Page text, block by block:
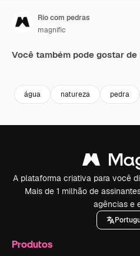
Rio com pedras
magnific
Você também pode gostar de
água natureza pedra
A plataforma criativa para você
Mais de 1 milhão de
agências e
Produtos